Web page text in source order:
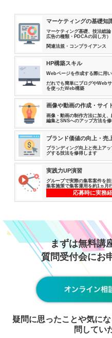
マーケティングの基礎知
マーケティング基礎、技法総
広告の種類・PDCAの回し方）
関連法規・コンプライアンス
HP構築スキル
Webページを作成する際に用
だれでも簡単にブログやWeb
を使ったWeb構築
画像や動画の作成・サイ
画像・動画の制作方法に加え
編集とSNSへのアップ方法を
ブランド価値の向上・売
ブランディング向上と売上ア
グする技法を修得します
実践力UP演習
グループで実際の集客案件を
集客施策で集客運用を約1ヵ月
応募時に実務
まずは無料講
質問受付会にお
疑問に思ったことや気に
問してい